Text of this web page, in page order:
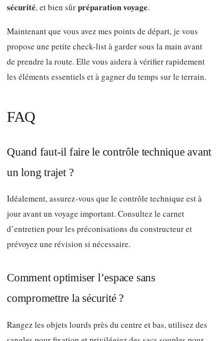
sécurité, et bien sûrpréparation voyage.
Maintenant que vous avez mes points de départ, je vous
propose une petite check-list à garder sous la main avant
de prendre la route. Elle vous aidera à vérifier rapidement
les éléments essentiels et à gagner du temps sur le terrain.
FAQ
Quand faut-il faire le contrôle technique avant
un long trajet ?
Idéalement, assurez-vous que le contrôle technique est à
jour avant un voyage important. Consultez le carnet
d’entretien pour les préconisations du constructeur et
prévoyez une révision si nécessaire.
Comment optimiser l’espace sans
compromettre la sécurité ?
Rangez les objets lourds près du centre et bas, utilisez des